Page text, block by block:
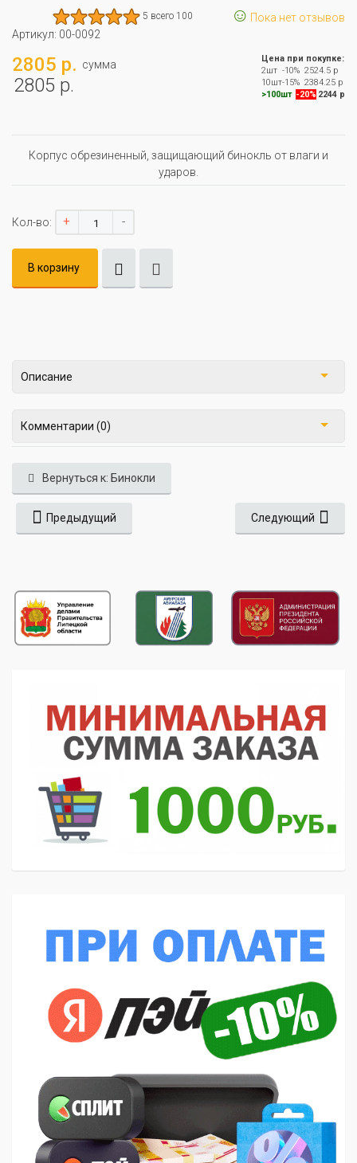
5 всего 100 ☺ Пока нет отзывов
Артикул: 00-0092
2805 р. сумма
2805 р.
Цена при покупке:
2шт -10% 2524.5 р
10шт-15% 2384.25 р
>100шт -20% 2244 р
Корпус обрезиненный, защищающий бинокль от влаги и
ударов.
Кол-во: + -
В корзину
Описание
Комментарии (0)
Вернуться к: Бинокли
Предыдущий Следующий